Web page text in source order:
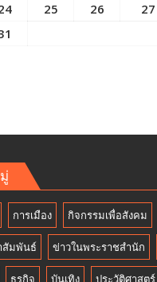
25 26 27
การเมือง กิจกรรมเพื่อสังคม
สัมพันธ์ ข่าวในพระราชสำนัก
ธุรกิจ บันเทิง ประวัติศาสตร์